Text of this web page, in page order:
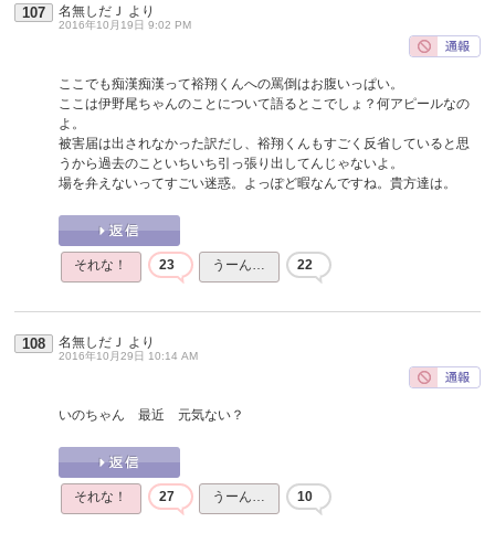
107 名無しだＪ より
2016年10月19日 9:02 PM
ここでも痴漢痴漢って裕翔くんへの罵倒はお腹いっぱい。
ここは伊野尾ちゃんのことについて語るとこでしょ？何アピールなの
よ。
被害届は出されなかった訳だし、裕翔くんもすごく反省していると思
うから過去のこといちいち引っ張り出してんじゃないよ。
場を弁えないってすごい迷惑。よっぽど暇なんですね。貴方達は。
それな！ 23 うーん… 22
108 名無しだＪ より
2016年10月29日 10:14 AM
いのちゃん 最近 元気ない？
それな！ 27 うーん… 10